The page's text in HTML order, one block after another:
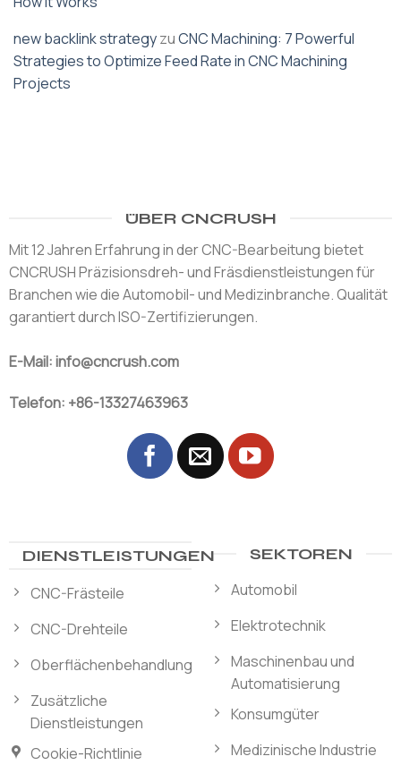
new backlink strategyzuCNC Machining: 7 Powerful
Strategies to Optimize Feed Rate in CNC Machining
Projects
ÜBER CNCRUSH
Mit 12 Jahren Erfahrung in der CNC-Bearbeitung bietet
CNCRUSH Präzisionsdreh- und Fräsdienstleistungen für
Branchen wie die Automobil- und Medizinbranche. Qualität
garantiert durch ISO-Zertifizierungen.
E-Mail: info@cncrush.com
Telefon: +86-13327463963
DIENSTLEISTUNGEN
CNC-Frästeile
CNC-Drehteile
Oberflächenbehandlung
Zusätzliche
Dienstleistungen
Cookie-Richtlinie
SEKTOREN
Automobil
Elektrotechnik
Maschinenbau und
Automatisierung
Konsumgüter
Medizinische Industrie